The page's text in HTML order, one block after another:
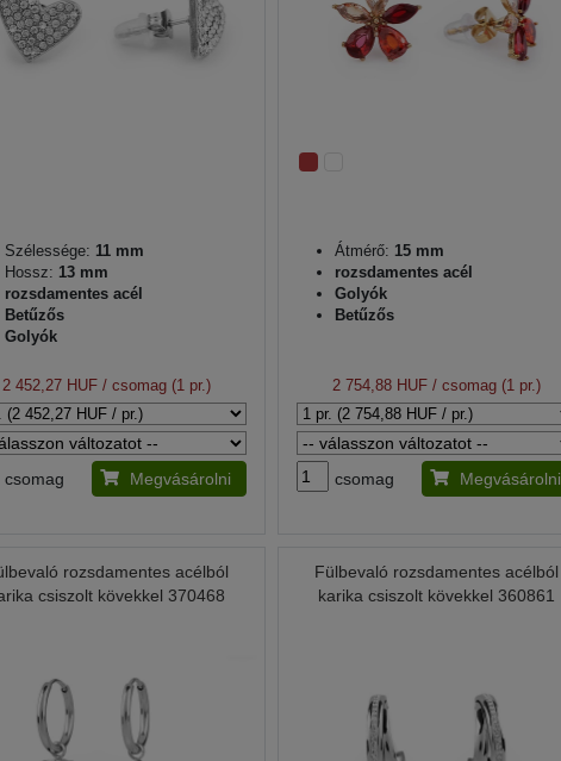
Szélessége: 11 mm
Hossz: 13 mm
rozsdamentes acél
Betűzős
Golyók
2 452,27 HUF/ csomag (1 pr.)
csomag Megvásárolni
Átmérő: 15 mm
rozsdamentes acél
Golyók
Betűzős
2 754,88 HUF/ csomag (1 pr.)
csomag Megvásárolni
rozsdamentes acélból
csiszolt kövekkel 370468
Fülbevaló rozsdamentes acélból
karika csiszolt kövekkel 360861